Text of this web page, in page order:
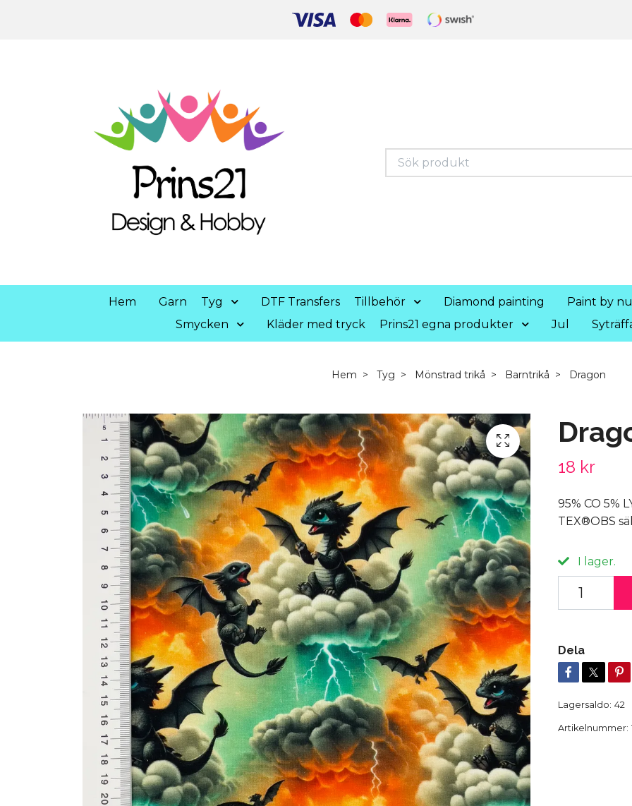
Hem Garn Tyg DTF Transfers Tillbehör Diamond painting
Paint by
Smycken
Kläder med tryck Prins21 egna produkter Jul
Hem Tyg Mönstrad trikå Barntrikå Dragon
18 kr
95% CO 5%
TEX®OBS
I lager.
Dela
Lagersaldo: 42
Artikelnummer: